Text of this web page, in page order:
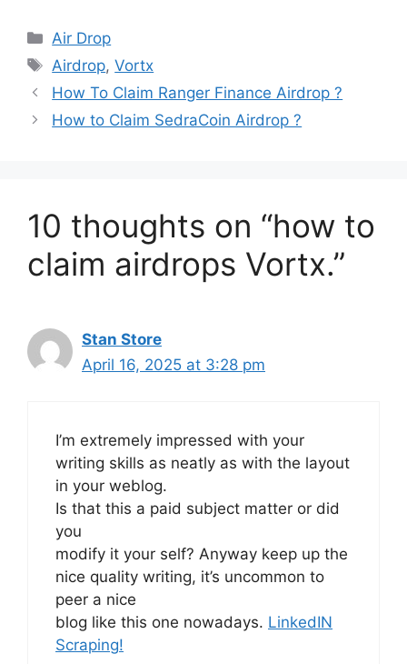
Categories
Air Drop
Tags
Airdrop,Vortx
How To Claim Ranger Finance Airdrop ?
How to Claim SedraCoin Airdrop ?
10 thoughts on “how to
claim airdrops Vortx.”
Stan Store
April 16, 2025 at 3:28 pm
I’m extremely impressed with your
writing skills as neatly as with the layout
in your weblog.
Is that this a paid subject matter or did
you
modify it your self? Anyway keep up the
nice quality writing, it’s uncommon to
peer a nice
blog like this one nowadays. LinkedIN
Scraping!